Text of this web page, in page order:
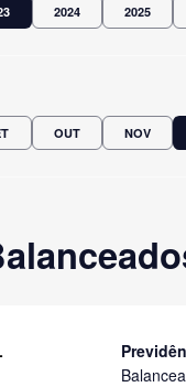
2024 2025
OUT NOV